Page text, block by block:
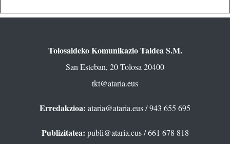
Tolosaldeko Komunikazio Taldea S.M.
San Esteban, 20 Tolosa 20400
tkt@ataria.eus
Erredakzioa: ataria@ataria.eus/ 943 655 695
Publizitatea: publi@ataria.eus/ 661 678 818